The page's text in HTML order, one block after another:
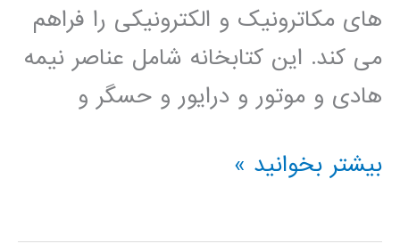
های مکاترونیک و الکترونیکی را فراهم
می کند. این کتابخانه شامل عناصر نیمه
هادی و موتور و درایور و حسگر و
فیلم
بیشتر بخوانید »